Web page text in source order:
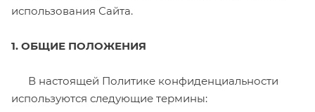
использования Сайта.
1. ОБЩИЕ ПОЛОЖЕНИЯ
В настоящей Политике конфиденциальности
используются следующие термины: